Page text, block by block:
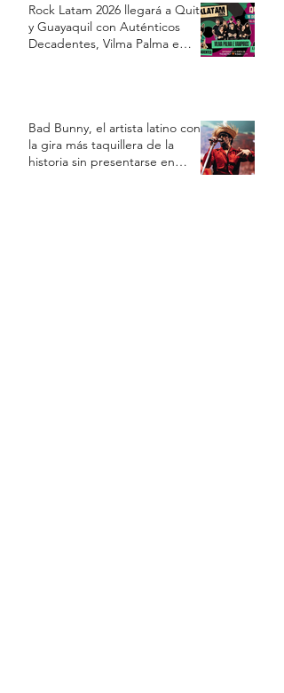
Rock Latam 2026 llegará a Quito
y Guayaquil con Auténticos
Decadentes, Vilma Palma e
Bad Bunny, el artista latino con
la gira más taquillera de la
historia sin presentarse en